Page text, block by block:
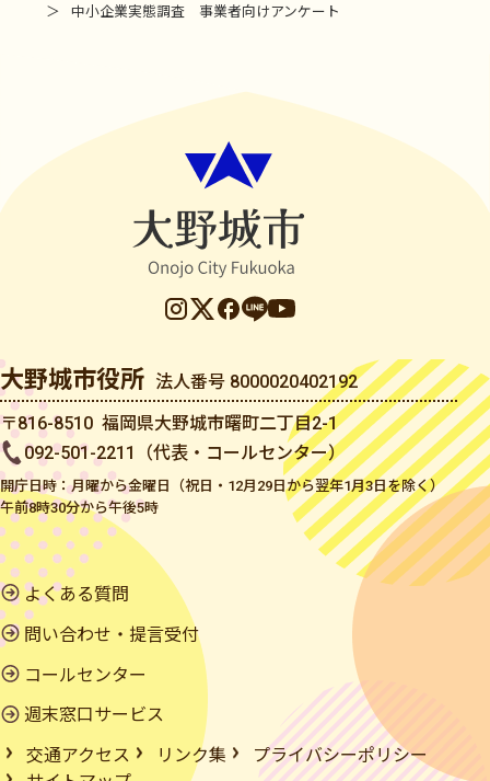
中小企業実態調査 事業者向けアンケート
大野城市役所 法人番号 8000020402192
〒816-8510 福岡県大野城市曙町二丁目2-1
092-501-2211（代表・コールセンター）
開庁日時：月曜から金曜日（祝日・12月29日から翌年1月3日を除く）
午前8時30分から午後5時
よくある質問
問い合わせ・提言受付
コールセンター
週末窓口サービス
交通アクセス
リンク集
プライバシーポリシー